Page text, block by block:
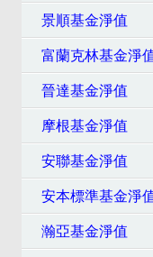
景順基金淨值
富蘭克林基金淨
晉達基金淨值
摩根基金淨值
安聯基金淨值
安本標準基金淨
瀚亞基金淨值